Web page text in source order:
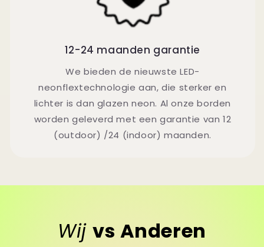
12-24 maanden garantie
We bieden de nieuwste LED-
neonflextechnologie aan, die sterker en
lichter is dan glazen neon. Al onze borden
worden geleverd met een garantie van 12
(outdoor) /24 (indoor) maanden.
Wij vs Anderen